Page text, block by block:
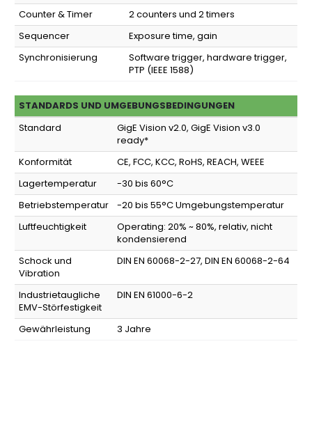
Counter & Timer
2 counters und 2 timers
Sequencer
Exposure time, gain
Synchronisierung
Software trigger, hardware trigger,
PTP (IEEE 1588)
STANDARDS UND UMGEBUNGSBEDINGUNGEN
Standard
GigE Vision v2.0, GigE Vision v3.0
ready*
Konformität
CE, FCC, KCC, RoHS, REACH, WEEE
Lagertemperatur
-30 bis 60°C
Betriebstemperatur
-20 bis 55°C Umgebungstemperatur
Luftfeuchtigkeit
Operating: 20% ~ 80%, relativ, nicht
kondensierend
Schock und
Vibration
DIN EN 60068-2-27, DIN EN 60068-2-64
Industrietaugliche
EMV-Störfestigkeit
DIN EN 61000-6-2
Gewährleistung 3 Jahre